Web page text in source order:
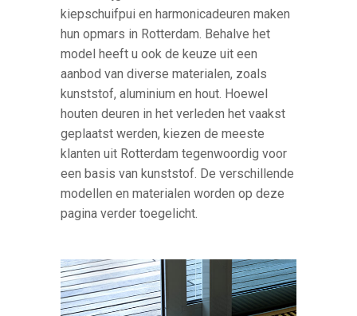
kiepschuifpui en harmonicadeuren maken
hun opmars in Rotterdam. Behalve het
model heeft u ook de keuze uit een
aanbod van diverse materialen, zoals
kunststof, aluminium en hout. Hoewel
houten deuren in het verleden het vaakst
geplaatst werden, kiezen de meeste
klanten uit Rotterdam tegenwoordig voor
een basis van kunststof. De verschillende
modellen en materialen worden op deze
pagina verder toegelicht.